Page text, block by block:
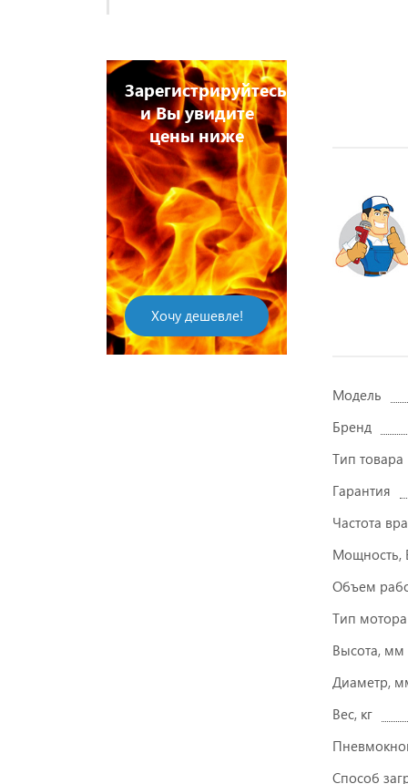
Зарегистрируйтесь
и Вы увидите
цены ниже
Хочу дешевле!
Модель
Бренд
Тип товара
Гарантия
Частота
Мощность,
Объем
Тип мотора
Высота, мм
Диаметр,
Вес, кг
Способ